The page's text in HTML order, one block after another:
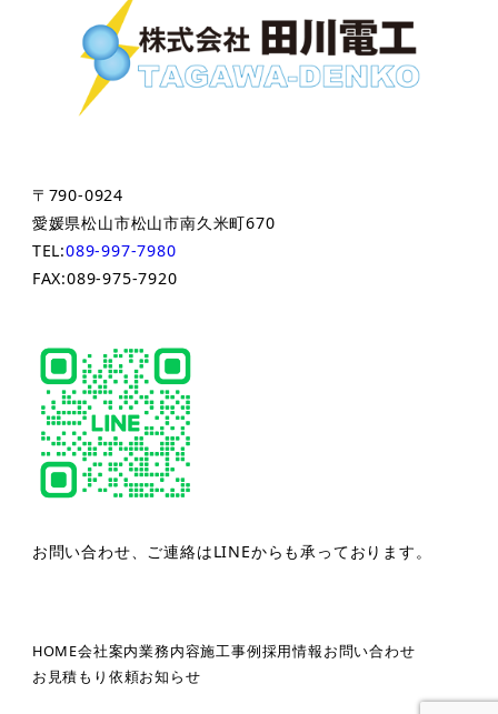
〒790-0924
愛媛県松山市松山市南久米町670
TEL:089-997-7980
FAX:089-975-7920
お問い合わせ、ご連絡はLINEからも承っております。
HOME会社案内業務内容施工事例採用情報お問い合わせ
お見積もり依頼お知らせ